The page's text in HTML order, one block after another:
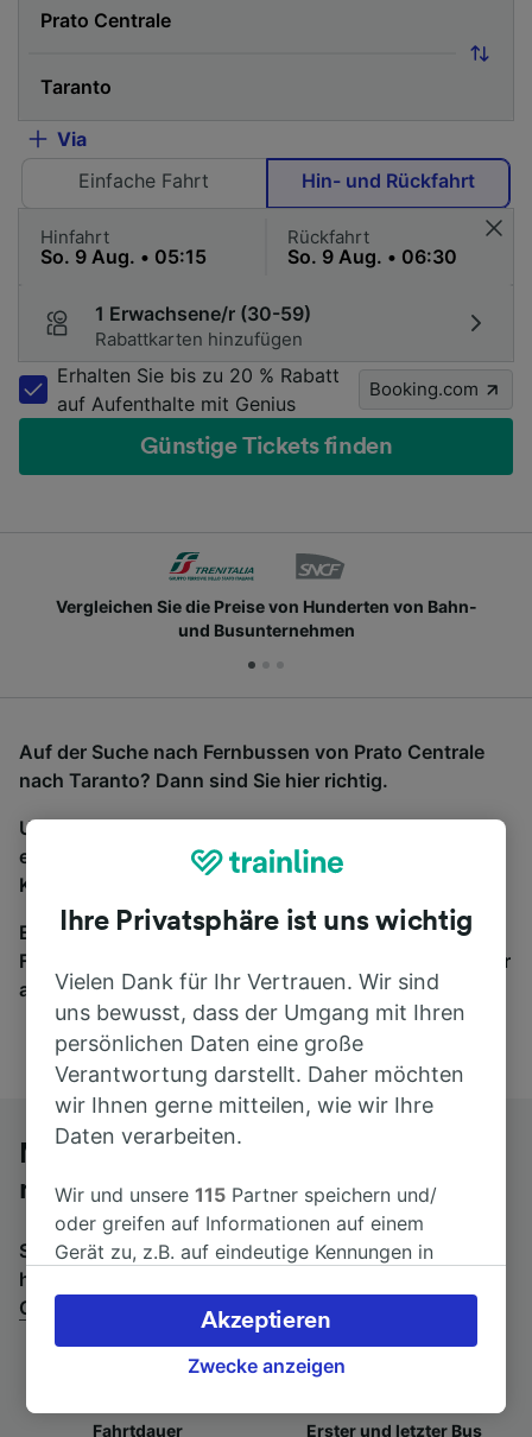
Via
Einfache Fahrt
Hin- und Rückfahrt
Hinfahrt Rückfahrt
1 Erwachsene/r (30-59)
Rabattkarten hinzufügen
Erhalten Sie bis zu 20 % Rabatt
auf Aufenthalte mit Genius
Booking.com
Günstige Tickets finden
Vergleichen Sie die Preise von Hunderten von Bahn-
und Busunternehmen
Auf der Suche nach Fernbussen von Prato Centrale
nach Taranto? Dann sind Sie hier richtig.
Um Bustickets zu finden, starten Sie einfach oben
eine Suche und wir vergleichen Fahrtzeiten und
Kosten für Bahn- und Busreisen miteinander.
Egal, wohin die Reise geht – starten Sie mit uns.
Finden Sie hier Fahrkarten für Verbindungen von mehr
als 170 Bahn- und Busunternehmen.
Mit dem Fernbus von Prato Centrale
nach Taranto
Suchen Sie nach einem Rückfahrtticket? Dann bitte
hier entlang:
Centrale
Fahrtdauer Erster und letzter Bus
Ihre Privatsphäre ist uns wichtig
Vielen Dank für Ihr Vertrauen. Wir sind
uns bewusst, dass der Umgang mit Ihren
persönlichen Daten eine große
Verantwortung darstellt. Daher möchten
wir Ihnen gerne mitteilen, wie wir Ihre
Daten verarbeiten.
Wir und unsere115 Partner speichern und/
oder greifen auf Informationen auf einem
Gerät zu, z.B. auf eindeutige Kennungen in
verarbeiten. Sie können Ihre Präferenzen
akzeptieren oder verwalten, einschließlich
Ihres Widerspruchsrechts bei berechtigtem
besuchen Sie jederzeit die Seite der
Zwecke anzeigen
Akzeptieren